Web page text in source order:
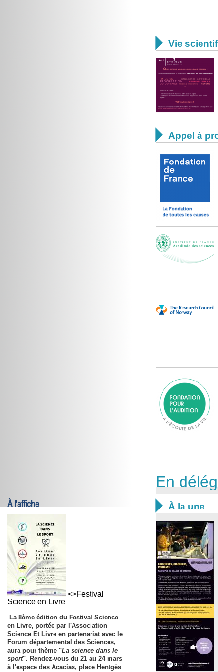
 Vie
 Appel à
À l'affiche
<>Festival
Science en Livre
La 8ème édition du Festival Science
en Livre, portée par l'Association
Science Et Livre en partenariat avec le
Forum départemental des Sciences,
aura pour thème "La science dans le
sport". Rendez-vous du 21 au 24 mars
à l'espace des Acacias, place Hentgès
En
 À la une